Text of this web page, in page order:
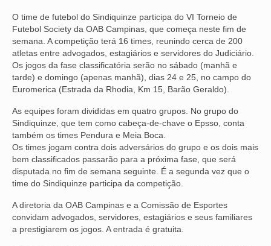
SUBSEDES
ARAÇATUBA
BAURU
PRESIDENTE PRUDENTE
RIBEIRÃO PRETO
SÃO JOSÉ DOS CAMPOS
SÃO JOSÉ DO RIO PRETO
SOROCABA
NOTÍCIAS
O time de futebol do Sindiquinze participa do VI Torneio de
Futebol Society da OAB Campinas, que começa neste fim de
semana. A competição terá 16 times, reunindo cerca de 200
atletas entre advogados, estagiários e servidores do Judiciário.
Os jogos da fase classificatória serão no sábado (manhã e
tarde) e domingo (apenas manhã), dias 24 e 25, no campo do
Euromerica (Estrada da Rhodia, Km 15, Barão Geraldo).
As equipes foram divididas em quatro grupos. No grupo do
Sindiquinze, que tem como cabeça-de-chave o Epsso, conta
também os times Pendura e Meia Boca.
Os times jogam contra dois adversários do grupo e os dois mais
bem classificados passarão para a próxima fase, que será
disputada no fim de semana seguinte. É a segunda vez que o
time do Sindiquinze participa da competição.
A diretoria da OAB Campinas e a Comissão de Esportes
convidam advogados, servidores, estagiários e seus familiares
a prestigiarem os jogos. A entrada é gratuita.